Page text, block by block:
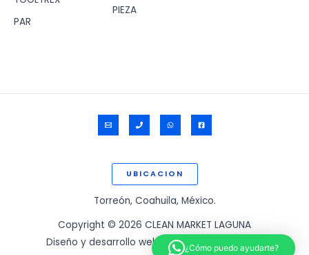
PAR
PIEZA
UBICACION
Torreón, Coahuila, México.
Copyright © 2026 CLEAN MARKET LAGUNA
Diseño y desarrollo web por:www.ssigam.com
¿Cómo puedo ayudarte?